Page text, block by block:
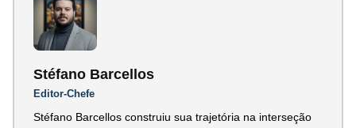
Stéfano Barcellos
Editor-Chefe
Stéfano Barcellos construiu sua trajetória na interseção